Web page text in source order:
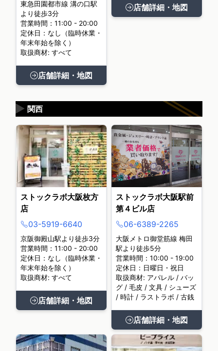
東急田園都市線 溝の口駅
より徒歩3分
営業時間：11:00 - 20:00
定休日：なし（臨時休業・
年末年始を除く）
取扱商材: すべて
店舗詳細・地図
店舗詳細・地図
関西
▶
ストックラボ大阪枚方
店
03-5919-6640
京阪御殿山駅より徒歩3分
営業時間：11:00 - 20:00
定休日：なし（臨時休業・
年末年始を除く）
取扱商材: すべて
店舗詳細・地図
ストックラボ大阪駅前
第４ビル店
06-6389-2265
大阪メトロ御堂筋線 梅田
駅より徒歩5分
営業時間：10:00 - 19:00
定休日：日曜日・祝日
取扱商材: アパレル / バッ
グ / 毛皮 / 文具 / シューズ
/ 時計 / ラストラボ / 古銭
店舗詳細・地図